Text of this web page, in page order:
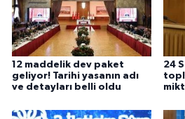
12 maddelik dev paket
geliyor! Tarihi yasanın adı
ve detayları belli oldu
24